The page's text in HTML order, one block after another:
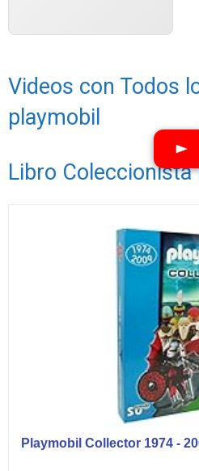
Videos con Todos
playmobil
Libro Coleccionista
Playmobil Collector 1974 -